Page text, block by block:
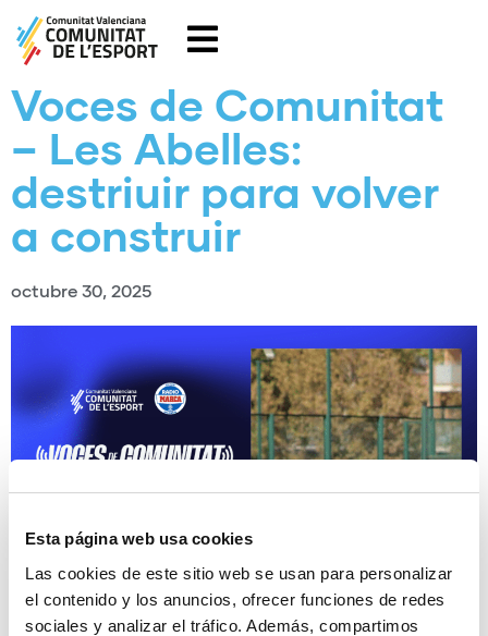
Esta página web usa cookies
Las cookies de este sitio web se usan para personalizar
el contenido y los anuncios, ofrecer funciones de redes
sociales y analizar el tráfico. Además, compartimos
Voces de Comunitat
– Les Abelles:
destriuir para volver
a construir
octubre 30, 2025